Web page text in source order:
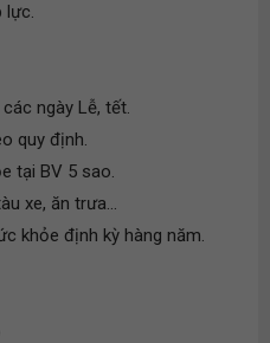
lực.
ngày Lễ, tết.
quy định.
tại BV 5 sao.
xe, ăn trưa...
khỏe định kỳ hàng năm.